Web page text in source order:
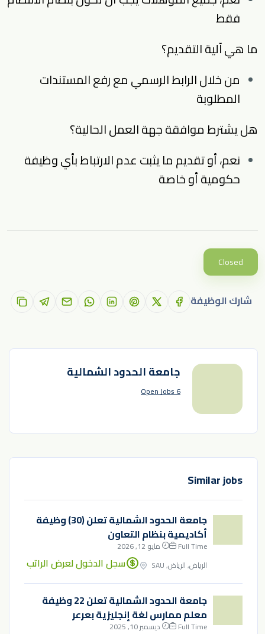
فقط
ما هي آلية التقديم؟
من خلال الرابط الرسمي مع رفع المستندات
المطلوبة
هل يشترط موافقة جهة العمل الحالية؟
نعم، أو تقديم ما يثبت عدم الارتباط بأي وظيفة
حكومية أو خاصة
Closed
شارك الوظيفة
جامعة الحدود الشمالية
6 Open Jobs
Similar jobs
جامعة الحدود الشمالية تعلن (30) وظيفة
أكاديمية بنظام التعاون
Full Time
مايو 12, 2026
الرياض, الرياض, SAU
سجل الدخول لعرض الراتب
جامعة الحدود الشمالية تعلن 22 وظيفة
معلم ممارس لغة إنجليزية بعرعر
Full Time
ديسمبر 10, 2025